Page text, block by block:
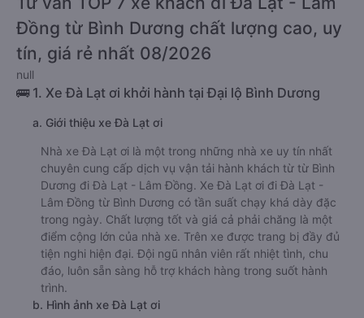
Đồng từ Bình Dương chất lượng cao, uy
tín, giá rẻ nhất 08/2026
null
🚌 1. Xe Đà Lạt ơi khởi hành tại Đại lộ Bình Dương
a. Giới thiệu xe Đà Lạt ơi
Nhà xe Đà Lạt ơi là một trong những nhà xe uy tín nhất
chuyên cung cấp dịch vụ vận tải hành khách từ từ Bình
Dương đi Đà Lạt - Lâm Đồng. Xe Đà Lạt ơi đi Đà Lạt -
Lâm Đồng từ Bình Dương có tần suất chạy khá dày đặc
trong ngày. Chất lượng tốt và giá cả phải chăng là một
điểm cộng lớn của nhà xe. Trên xe được trang bị đầy đủ
tiện nghi hiện đại. Đội ngũ nhân viên rất nhiệt tình, chu
đáo, luôn sẵn sàng hỗ trợ khách hàng trong suốt hành
trình.
b. Hình ảnh xe Đà Lạt ơi